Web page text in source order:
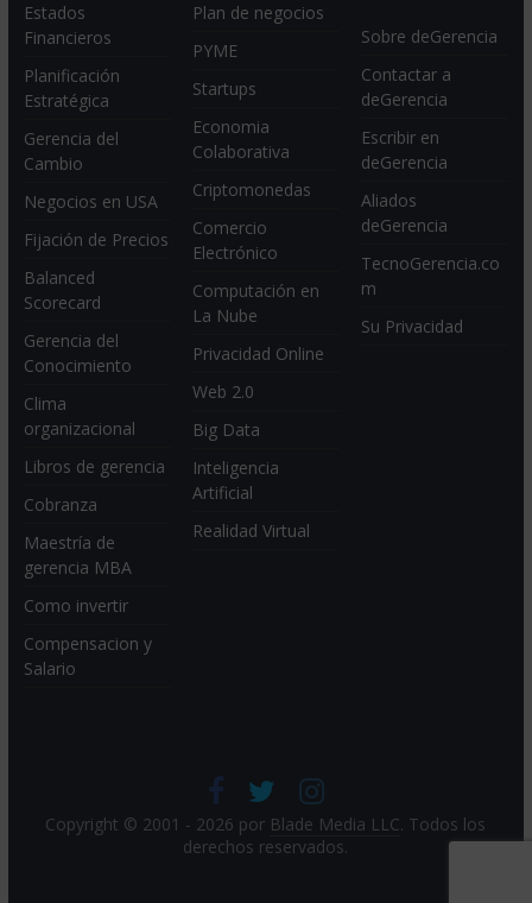
Estados
Financieros
Planificación
Estratégica
Gerencia del
Cambio
Negocios en USA
Fijación de Precios
Balanced
Scorecard
Gerencia del
Conocimiento
Clima
organizacional
Libros de gerencia
Cobranza
Maestría de
gerencia MBA
Como invertir
Compensacion y
Salario
Plan de negocios
PYME
Startups
Economia
Colaborativa
Criptomonedas
Comercio
Electrónico
Computación en
La Nube
Privacidad Online
Web 2.0
Big Data
Inteligencia
Artificial
Realidad Virtual
Sobre deGerencia
Contactar a
deGerencia
Escribir en
deGerencia
Aliados
deGerencia
TecnoGerencia.co
m
Su Privacidad
Copyright © 2001 - 2026 por Blade Media LLC. Todos los
derechos reservados.